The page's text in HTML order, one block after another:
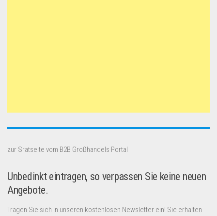
zur Sratseite vom B2B Großhandels Portal
Unbedinkt eintragen, so verpassen Sie keine neuen
Angebote.
Tragen Sie sich in unseren kostenlosen Newsletter ein! Sie erhalten